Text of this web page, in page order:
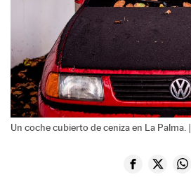
Un coche cubierto de ceniza en La Palma. |